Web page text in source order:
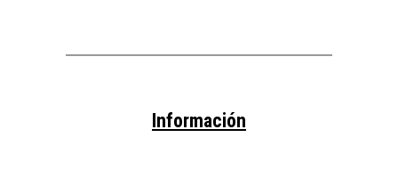
Información